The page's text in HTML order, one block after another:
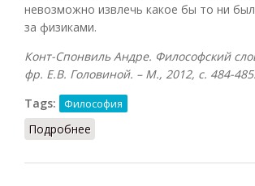
невозможно извлечь какое бы то ни
за физиками.
Конт-Спонвиль Андре. Философский
фр. Е.В. Головиной. – М., 2012, с. 484-485.
Tags:
Философия
Подробнее